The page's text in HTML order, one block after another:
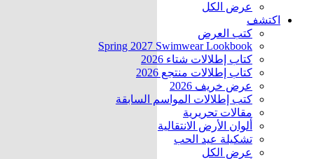
عرض الكل
اكتشف
كتب العرض
Spring 2027 Swimwear Lookbook
كتاب إطلالات شتاء 2026
كتاب إطلالات منتجع 2026
عرض خريف 2026
كتب إطلالات المواسم السابقة
مقالات تحريرية
ألوان الأرض الانتقالية
تشكيلة عيد الحب
عرض الكل